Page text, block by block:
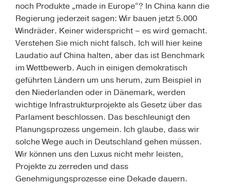
noch Produkte „made in Europe“? In China kann die
Regierung jederzeit sagen: Wir bauen jetzt 5.000
Windräder. Keiner widerspricht – es wird gemacht.
Verstehen Sie mich nicht falsch. Ich will hier keine
Laudatio auf China halten, aber das ist Benchmark
im Wettbewerb. Auch in einigen demokratisch
geführten Ländern um uns herum, zum Beispiel in
den Niederlanden oder in Dänemark, werden
wichtige Infrastrukturprojekte als Gesetz über das
Parlament beschlossen. Das beschleunigt den
Planungsprozess ungemein. Ich glaube, dass wir
solche Wege auch in Deutschland gehen müssen.
Wir können uns den Luxus nicht mehr leisten,
Projekte zu zerreden und dass
Genehmigungsprozesse eine Dekade dauern.